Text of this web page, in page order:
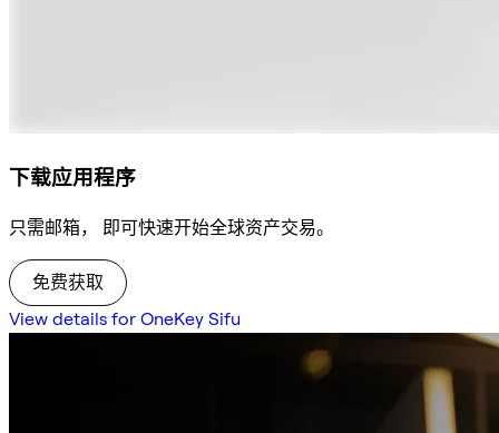
下载应用程序
只需邮箱， 即可快速开始全球资产交易。
免费获取
View details for OneKey Sifu